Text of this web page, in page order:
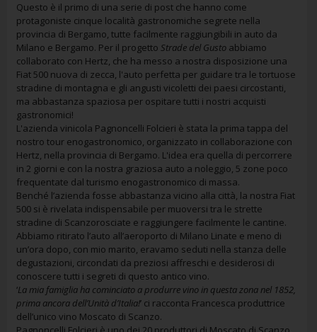
Questo è il primo di una serie di post che hanno come
protagoniste cinque località gastronomiche segrete nella
provincia di Bergamo, tutte facilmente raggiungibili in auto da
Milano e Bergamo. Per il progettoStrade del Gusto abbiamo
collaborato con Hertz, che ha messo a nostra disposizione una
Fiat 500 nuova di zecca, l'auto perfetta per guidare tra le tortuose
stradine di montagna e gli angusti vicoletti dei paesi circostanti,
ma abbastanza spaziosa per ospitare tutti i nostri acquisti
gastronomici!
L'azienda vinicola Pagnoncelli Folcieri è stata la prima tappa del
nostro tour enogastronomico, organizzato in collaborazione con
Hertz, nella provincia di Bergamo. L'idea era quella di percorrere
in 2 giorni e con la nostra graziosa auto a noleggio, 5 zone poco
frequentate dal turismo enogastronomico di massa.
Benché l’azienda fosse abbastanza vicino alla città, la nostra Fiat
500 si è rivelata indispensabile per muoversi tra le strette
stradine di Scanzorosciate e raggiungere facilmente le cantine.
Abbiamo ritirato l’auto all’aeroporto di Milano Linate e meno di
un’ora dopo, con mio marito, eravamo seduti nella stanza delle
degustazioni, circondati da preziosi affreschi e desiderosi di
conoscere tutti i segreti di questo antico vino.
‘La mia famiglia ha cominciato a produrre vino in questa zona nel 1852,
prima ancora dell’Unità d’Italia!’ ci racconta Francesca produttrice
dell’unico vino Moscato di Scanzo.